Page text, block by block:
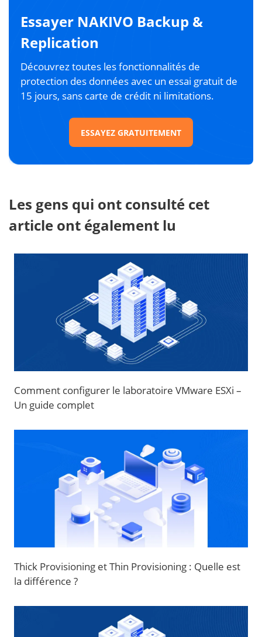
Essayer NAKIVO Backup &
Replication
Découvrez toutes les fonctionnalités de
protection des données avec un essai gratuit de
15 jours, sans carte de crédit ni limitations.
ESSAYEZ GRATUITEMENT
Les gens qui ont consulté cet
article ont également lu
Comment configurer le laboratoire VMware ESXi –
Un guide complet
Thick Provisioning et Thin Provisioning : Quelle est
la différence ?